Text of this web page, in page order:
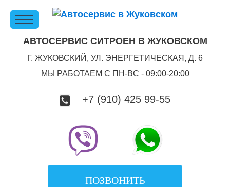
АВТОСЕРВИС СИТРОЕН В ЖУКОВСКОМ
Г. ЖУКОВСКИЙ, УЛ. ЭНЕРГЕТИЧЕСКАЯ, Д. 6
МЫ РАБОТАЕМ С ПН-ВC - 09:00-20:00
+7 (910) 425 99-55
ПОЗВОНИТЬ